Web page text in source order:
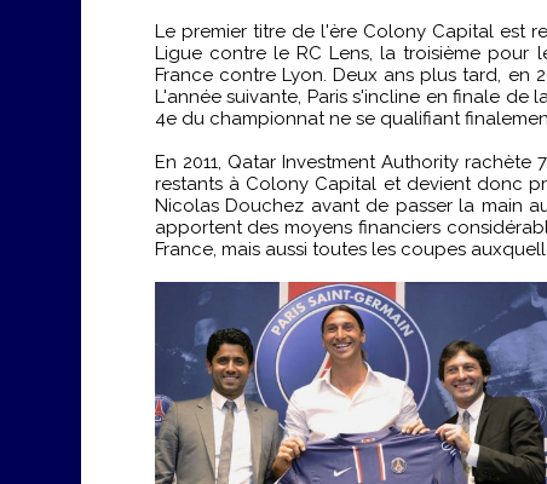
Le premier titre de l'ère Colony Capital est
Ligue contre le RC Lens, la troisième
France contre Lyon. Deux ans plus tard, en
L'année suivante, Paris s'incline en finale
4e du championnat ne se qualifiant
En 2011, Qatar Investment Authority rachète
restants à Colony Capital et devient donc
Nicolas Douchez avant de passer la main
apportent des moyens financiers
France, mais aussi toutes les coupes